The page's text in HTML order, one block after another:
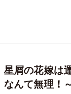
星屑の花嫁は
なんて無理！